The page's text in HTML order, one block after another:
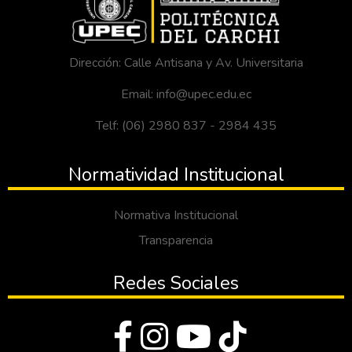
Dirección: Calle Antisana y Av. Universitaria
Email: info@upec.edu.ec
Telf: (06) 2980 837 - 2984 435
Normatividad Institucional
Normativa Institucional
Transparencia
Redes Sociales